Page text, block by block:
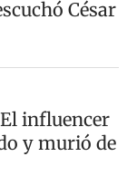
César
El influencer
y murió de